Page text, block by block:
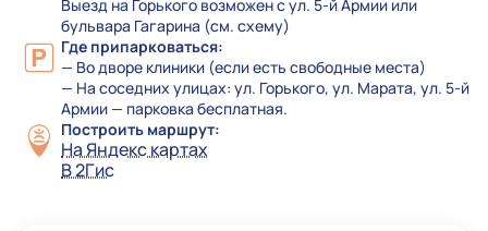
Выезд на Горького возможен с ул. 5-й Армии или
бульвара Гагарина (см. схему)
Где припарковаться:
— Во дворе клиники (если есть свободные места)
— На соседних улицах: ул. Горького, ул. Марата, ул. 5-й
Армии — парковка бесплатная.
Построить маршрут:
На Яндекс картах
В 2Гис